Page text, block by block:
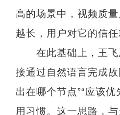
高的场景中，视频质
越长，用户对它的信任
在此基础上，王飞
接通过自然语言完成
出在哪个节点”“应该
用习惯。这一思路，